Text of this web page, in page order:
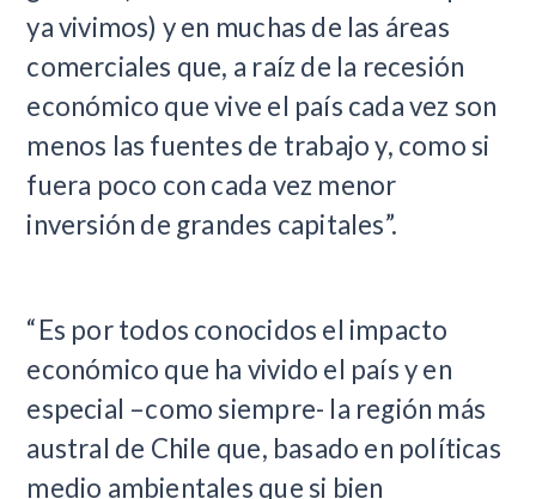
ya vivimos) y en muchas de las áreas
comerciales que, a raíz de la recesión
económico que vive el país cada vez son
menos las fuentes de trabajo y, como si
fuera poco con cada vez menor
inversión de grandes capitales”.
“Es por todos conocidos el impacto
económico que ha vivido el país y en
especial –como siempre- la región más
austral de Chile que, basado en políticas
medio ambientales que si bien